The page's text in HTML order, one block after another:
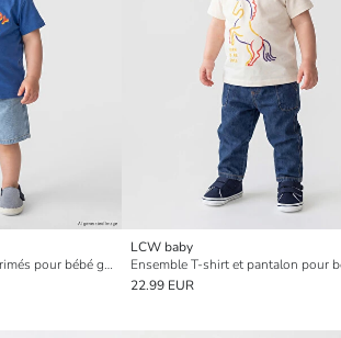
Ensemble de shorts imprimés pour bébé garçon
LCW baby
22.99 EUR